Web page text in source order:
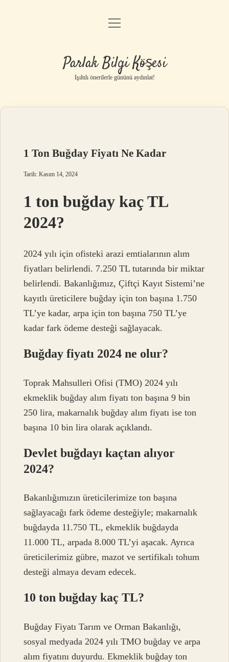
Anasayfa
Yasal Uyarı
menüyü
Parlak Bilgi Köşesi
Işıltılı önerilerle gününü aydınlat!
1 Ton Buğday Fiyatı Ne Kadar
Tarih: Kasım 14, 2024
1 ton buğday kaç TL
2024?
2024 yılı için ofisteki arazi emtialarının alım
fiyatları belirlendi. 7.250 TL tutarında bir miktar
belirlendi. Bakanlığımız, Çiftçi Kayıt Sistemi’ne
kayıtlı üreticilere buğday için ton başına 1.750
TL’ye kadar, arpa için ton başına 750 TL’ye
kadar fark ödeme desteği sağlayacak.
Buğday fiyatı 2024 ne olur?
Toprak Mahsulleri Ofisi (TMO) 2024 yılı
ekmeklik buğday alım fiyatı ton başına 9 bin
250 lira, makarnalık buğday alım fiyatı ise ton
başına 10 bin lira olarak açıklandı.
Devlet buğdayı kaçtan alıyor
2024?
Bakanlığımızın üreticilerimize ton başına
sağlayacağı fark ödeme desteğiyle; makarnalık
buğdayda 11.750 TL, ekmeklik buğdayda
11.000 TL, arpada 8.000 TL’yi aşacak. Ayrıca
üreticilerimiz gübre, mazot ve sertifikalı tohum
desteği almaya devam edecek.
10 ton buğday kaç TL?
Buğday Fiyatı Tarım ve Orman Bakanlığı,
sosyal medyada 2024 yılı TMO buğday ve arpa
alım fiyatını duyurdu. Ekmeklik buğday ton